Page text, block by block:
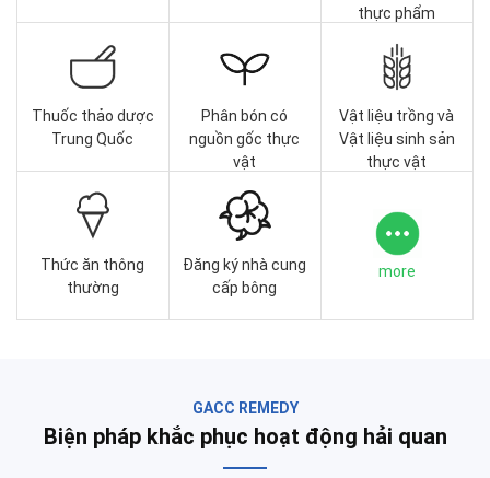
thực phẩm
Thuốc thảo dược
Trung Quốc
Phân bón có
nguồn gốc thực
vật
Vật liệu trồng và
Vật liệu sinh sản
thực vật
Thức ăn thông
thường
Đăng ký nhà cung
cấp bông
more
GACC REMEDY
Biện pháp khắc phục hoạt động hải quan